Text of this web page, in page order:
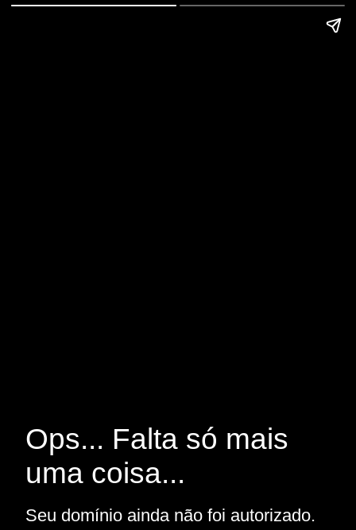
Ops... Falta só mais
uma coisa...
Seu domínio ainda não foi autorizado.